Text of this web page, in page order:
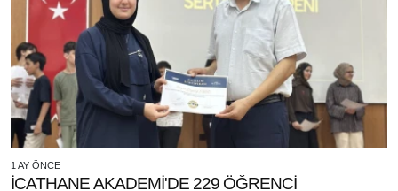
1 AY ÖNCE
İCATHANE AKADEMİ'DE 229 ÖĞRENCİ